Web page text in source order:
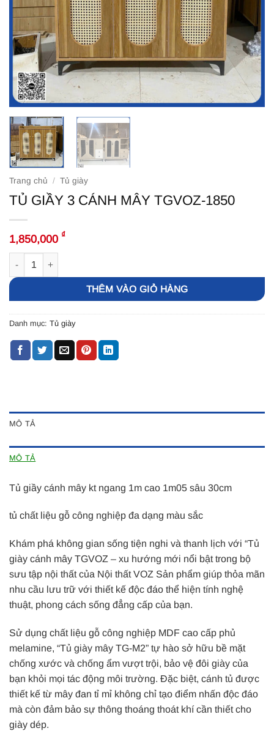
Trang chủ / Tủ giày
TỦ GIẦY 3 CÁNH MÂY TGVOZ-1850
1,850,000 ₫
THÊM VÀO GIỎ HÀNG
Danh mục: Tủ giày
MÔ TẢ
MÔ TẢ
Tủ giầy cánh mây kt ngang 1m cao 1m05 sâu 30cm
tủ chất liệu gỗ công nghiệp đa dạng màu sắc
Khám phá không gian sống tiện nghi và thanh lịch với “Tủ
giày cánh mây TGVOZ – xu hướng mới nổi bật trong bộ
sưu tập nội thất của Nội thất VOZ Sản phẩm giúp thỏa mãn
nhu cầu lưu trữ với thiết kế độc đáo thể hiện tính nghệ
thuật, phong cách sống đẳng cấp của bạn.
Sử dụng chất liệu gỗ công nghiệp MDF cao cấp phủ
melamine, “Tủ giày mây TG-M2” tự hào sở hữu bề mặt
chống xước và chống ẩm vượt trội, bảo vệ đôi giày của
bạn khỏi mọi tác động môi trường. Đặc biệt, cánh tủ được
thiết kế từ mây đan tỉ mỉ không chỉ tạo điểm nhấn độc đáo
mà còn đảm bảo sự thông thoáng thoát khí cần thiết cho
giày dép.